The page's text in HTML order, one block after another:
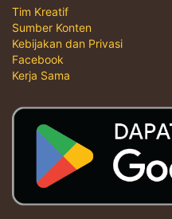
Tim Kreatif
Sumber Konten
Kebijakan dan Privasi
Facebook
Kerja Sama